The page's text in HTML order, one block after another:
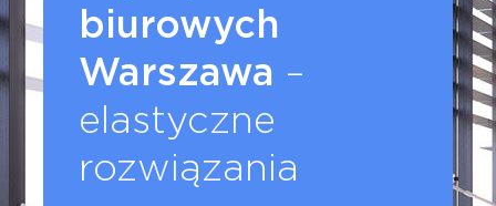
biurowych
Warszawa –
elastyczne
rozwiązania